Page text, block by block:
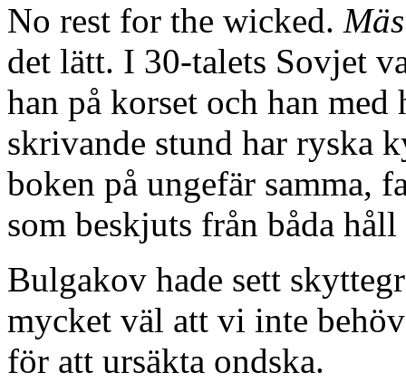
No rest for the wicked.
det lätt. I 30-talets Sovjet
han på korset och han
skrivande stund har ryska
boken på ungefär samma,
som beskjuts från båda
Bulgakov hade sett
mycket väl att vi inte
för att ursäkta ondska.